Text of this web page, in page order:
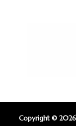
Copyright © 2026